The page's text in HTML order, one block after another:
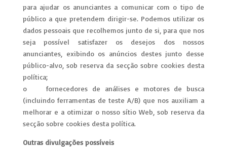
para ajudar os anunciantes a comunicar com o tipo de
público a que pretendem dirigir-se. Podemos utilizar os
dados pessoais que recolhemos junto de si, para que nos
seja possível satisfazer os desejos dos nossos
anunciantes, exibindo os anúncios destes junto desse
público-alvo, sob reserva da secção sobre cookies desta
política;
o fornecedores de análises e motores de busca
(incluindo ferramentas de teste A/B) que nos auxiliam a
melhorar e a otimizar o nosso sítio Web, sob reserva da
secção sobre cookies desta política.
Outras divulgações possíveis